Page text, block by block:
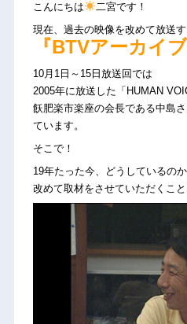
こんにちは
二宮です！
現在、過去の映像を改めて放送
『BTVアーカイブ
10月1日～15日放送回では
2005年に放送した「HUMAN
飫肥楽市楽座の会長である中島
ています。
そこで！
19年たった今、どうしているのか
改めて取材をさせていただくこと